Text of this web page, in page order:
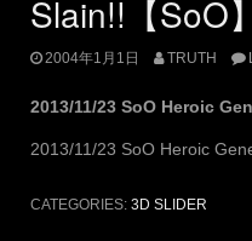
Slain!!【SoO】
2004年1月1日 TRUTH
2013/11/23 SoO Heroic
2013/11/23 SoO Heroic
CATEGORIES: 3D SLIDER